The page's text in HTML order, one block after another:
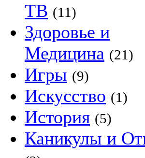
ТВ (11)
Здоровье и
Медицина (21)
Игры (9)
Искусство (1)
История (5)
Каникулы и